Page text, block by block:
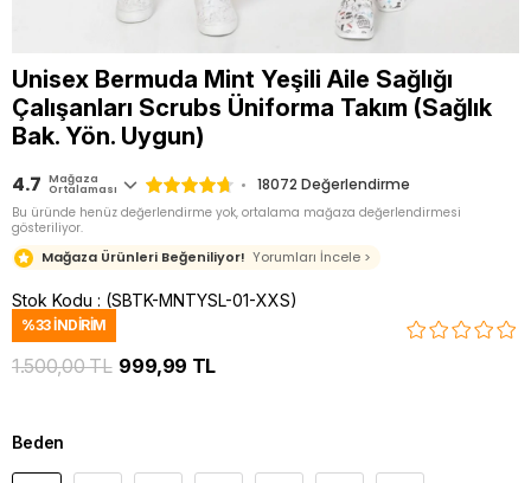
Unisex Bermuda Mint Yeşili Aile Sağlığı
Çalışanları Scrubs Üniforma Takım (Sağlık
Bak. Yön. Uygun)
4.7 Mağaza
Ortalaması 18072 Değerlendirme
Bu üründe henüz değerlendirme yok, ortalama mağaza değerlendirmesi
gösteriliyor.
Mağaza Ürünleri Beğeniliyor! Yorumları İncele >
Stok Kodu (SBTK-MNTYSL-01-XXS)
%33İNDIRIM
1.500,00 TL 999,99 TL
Beden